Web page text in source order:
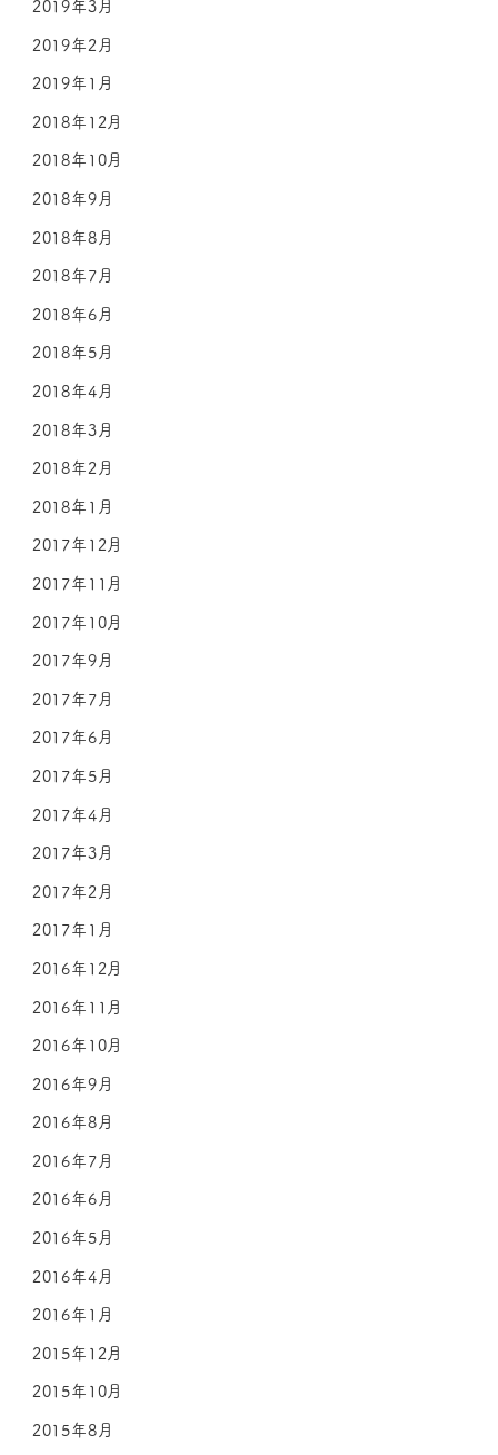
2019年3月
2019年2月
2019年1月
2018年12月
2018年10月
2018年9月
2018年8月
2018年7月
2018年6月
2018年5月
2018年4月
2018年3月
2018年2月
2018年1月
2017年12月
2017年11月
2017年10月
2017年9月
2017年7月
2017年6月
2017年5月
2017年4月
2017年3月
2017年2月
2017年1月
2016年12月
2016年11月
2016年10月
2016年9月
2016年8月
2016年7月
2016年6月
2016年5月
2016年4月
2016年1月
2015年12月
2015年10月
2015年8月